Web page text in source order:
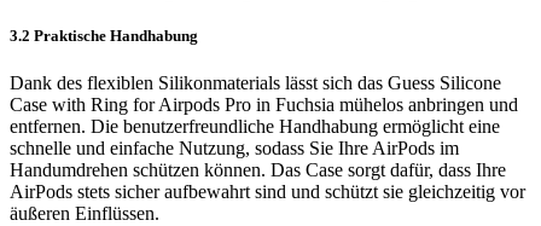
3.2 Praktische Handhabung
Dank des flexiblen Silikonmaterials lässt sich das Guess Silicone
Case with Ring for Airpods Pro in Fuchsia mühelos anbringen und
entfernen. Die benutzerfreundliche Handhabung ermöglicht eine
schnelle und einfache Nutzung, sodass Sie Ihre AirPods im
Handumdrehen schützen können. Das Case sorgt dafür, dass Ihre
AirPods stets sicher aufbewahrt sind und schützt sie gleichzeitig vor
äußeren Einflüssen.